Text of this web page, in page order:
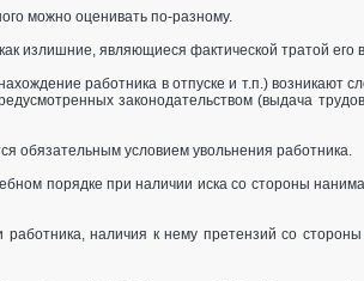
можно оценивать по-разному.
излишние, являющиеся фактической тратой его
работника в отпуске и т.п.) возникают
законодательством (выдача
обязательным условием увольнения работника.
порядке при наличии иска со стороны
наличия к нему претензий со